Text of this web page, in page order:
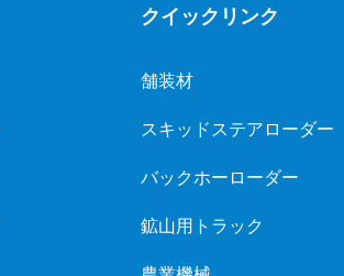
クイックリンク
舗装材
スキッドステアローダー
バックホーローダー
鉱山用トラック